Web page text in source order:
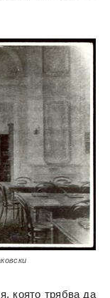
която трябва да